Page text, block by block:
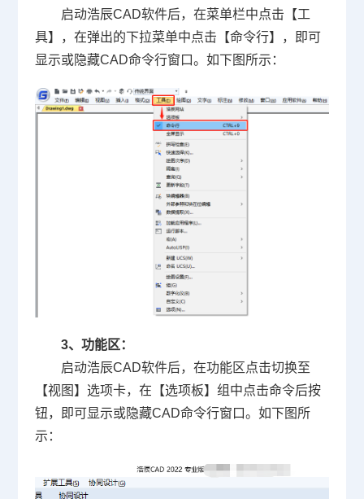
启动浩辰CAD软件后，在菜单栏中点击【工
具】，在弹出的下拉菜单中点击【命令行】，即可
显示或隐藏CAD命令行窗口。如下图所示：
3、功能区：
启动浩辰CAD软件后，在功能区点击切换至
【视图】选项卡，在【选项板】组中点击命令后按
钮，即可显示或隐藏CAD命令行窗口。如下图所
示：